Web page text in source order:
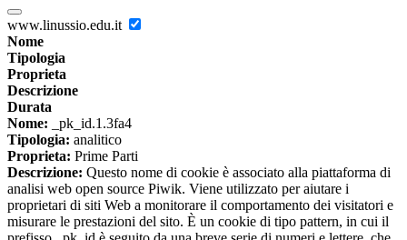
www.linussio.edu.it
Nome
Tipologia
Proprieta
Descrizione
Durata
Nome: _pk_id.1.3fa4
Tipologia: analitico
Proprieta: Prime Parti
Descrizione: Questo nome di cookie è associato alla piattaforma di
analisi web open source Piwik. Viene utilizzato per aiutare i
proprietari di siti Web a monitorare il comportamento dei visitatori e
misurare le prestazioni del sito. È un cookie di tipo pattern, in cui il